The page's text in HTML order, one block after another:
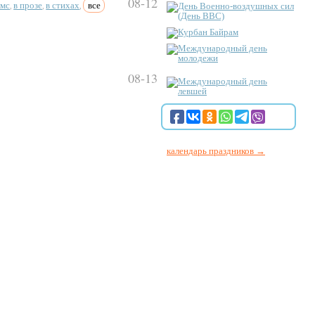
в прозе в стихах все
День Военно-воздушных сил
(День ВВС)
Курбан Байрам
Международный день
молодежи
08-13
Международный день
левшей
календарь праздников →